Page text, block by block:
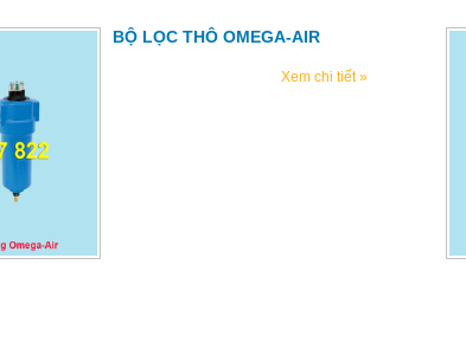
BỘ LỌC THÔ OMEGA-AIR
Xem chi tiết »